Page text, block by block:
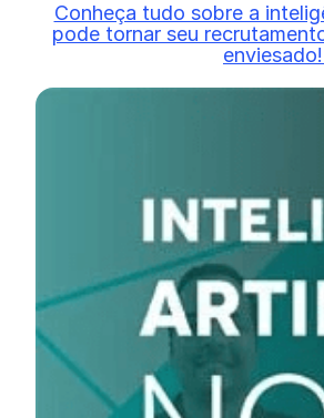
Conheça tudo sobre a
pode tornar seu